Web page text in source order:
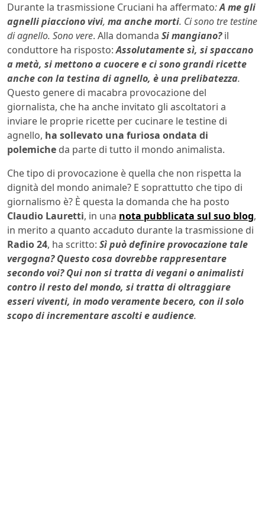
Durante la trasmissione Cruciani ha affermato:A me gli
agnelli piacciono vivi, ma anche morti. Ci sono tre testine
di agnello. Sono vere. Alla domanda Si mangiano?il
conduttore ha risposto:Assolutamente sì, si spaccano
a metà, si mettono a cuocere e ci sono grandi ricette
anche con la testina di agnello, è una prelibatezza.
Questo genere di macabra provocazione del
giornalista, che ha anche invitato gli ascoltatori a
inviare le proprie ricette per cucinare le testine di
agnello, ha sollevato una furiosa ondata di
polemiche da parte di tutto il mondo animalista.
Che tipo di provocazione è quella che non rispetta la
dignità del mondo animale? E soprattutto che tipo di
giornalismo è? È questa la domanda che ha posto
Claudio Lauretti, in una nota pubblicata sul suo blog,
in merito a quanto accaduto durante la trasmissione di
Radio 24, ha scritto: Sì può definire provocazione tale
vergogna? Questo cosa dovrebbe rappresentare
secondo voi? Qui non si tratta di vegani o animalisti
contro il resto del mondo, si tratta di oltraggiare
esseri viventi, in modo veramente becero, con il solo
scopo di incrementare ascolti e audience.